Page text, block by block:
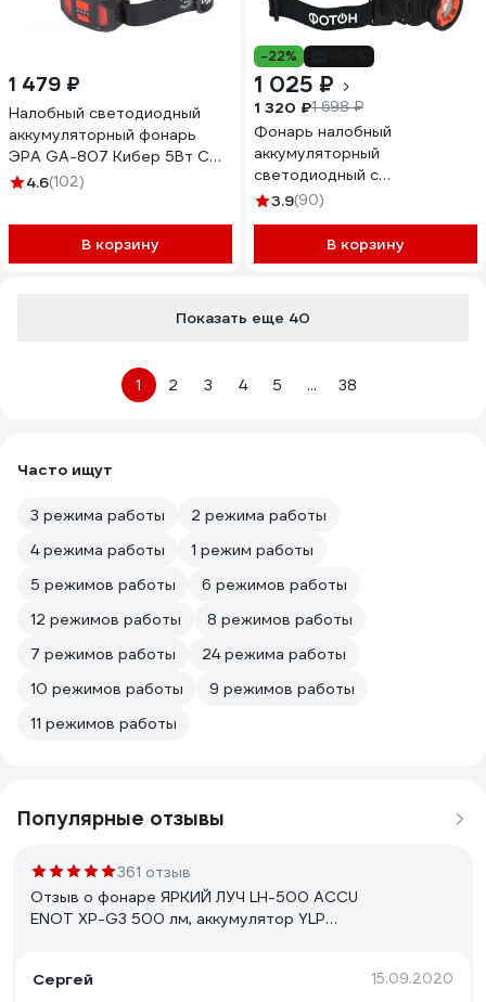
1 479 ₽
Налобный светодиодный
аккумуляторный фонарь
ЭРА GA-807 Кибер 5Вт COB
3 режима miscro USB
4.6(102)
В корзину
-22%
1 025 ₽
1 320 ₽1 698 ₽
Фонарь налобный
аккумуляторный
светодиодный с
регулируемым фокусом
3.9(90)
В корзину
Показать еще 40
1 2 3 4 5 ... 38
Часто ищут
3 режима работы
2 режима работы
4 режима работы
1 режим работы
5 режимов работы
6 режимов работы
12 режимов работы
8 режимов работы
7 режимов работы
24 режима работы
10 режимов работы
9 режимов работы
11 режимов работы
Популярные отзывы
361 отзыв
Отзыв о фонаре ЯРКИЙ ЛУЧ LH-500 ACCU
ENOT XP-G3 500 лм, аккумулятор YLP
Сергей
15.09.2020